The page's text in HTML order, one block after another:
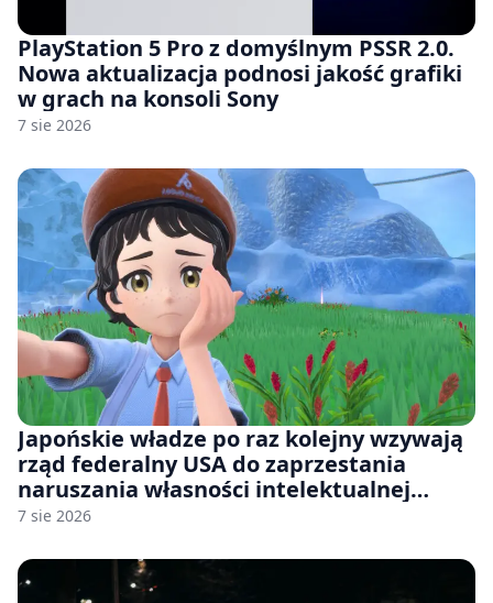
PlayStation 5 Pro z domyślnym PSSR 2.0.
Nowa aktualizacja podnosi jakość grafiki
w grach na konsoli Sony
7 sie 2026
Japońskie władze po raz kolejny wzywają
rząd federalny USA do zaprzestania
naruszania własności intelektualnej
japońskich gier i anime
7 sie 2026